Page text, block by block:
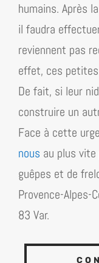
humains. Après
il faudra
reviennent pas
effet, ces
De fait, si leur
construire un
Face à cette
nous au plus vite
guêpes et de
Provence-Alpes-
83 Var.